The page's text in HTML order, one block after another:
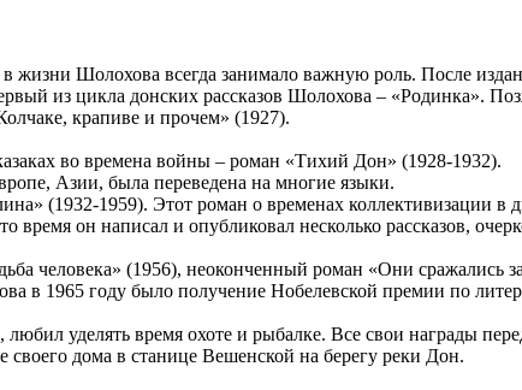
Шолохова всегда занимало важную роль. После
из цикла донских рассказов Шолохова – «Родинка».
крапиве и прочем» (1927).
во времена войны – роман «Тихий Дон» (1928-1932).
Азии, была переведена на многие языки.
(1932-1959). Этот роман о временах коллективизации
он написал и опубликовал несколько рассказов,
человека» (1956), неоконченный роман «Они сражались
в 1965 году было получение Нобелевской премии по
уделять время охоте и рыбалке. Все свои награды
своего дома в станице Вешенской на берегу реки Дон.